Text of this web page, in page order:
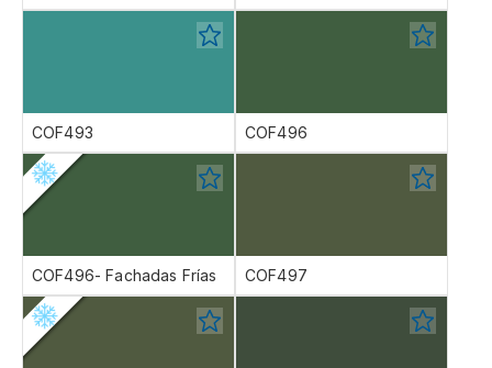
COF493 COF496
COF496- Fachadas Frías COF497